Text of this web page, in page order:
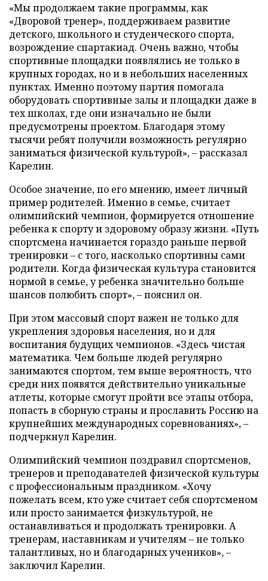
«Мы продолжаем такие программы, как
«Дворовой тренер», поддерживаем развитие
детского, школьного и студенческого спорта,
возрождение спартакиад. Очень важно, чтобы
спортивные площадки появлялись не только в
крупных городах, но и в небольших населенных
пунктах. Именно поэтому партия помогала
оборудовать спортивные залы и площадки даже в
тех школах, где они изначально не были
предусмотрены проектом. Благодаря этому
тысячи ребят получили возможность регулярно
заниматься физической культурой», – рассказал
Карелин.
Особое значение, по его мнению, имеет личный
пример родителей. Именно в семье, считает
олимпийский чемпион, формируется отношение
ребенка к спорту и здоровому образу жизни. «Путь
спортсмена начинается гораздо раньше первой
тренировки – с того, насколько спортивны сами
родители. Когда физическая культура становится
нормой в семье, у ребенка значительно больше
шансов полюбить спорт», – пояснил он.
При этом массовый спорт важен не только для
укрепления здоровья населения, но и для
воспитания будущих чемпионов. «Здесь чистая
математика. Чем больше людей регулярно
занимаются спортом, тем выше вероятность, что
среди них появятся действительно уникальные
атлеты, которые смогут пройти все этапы отбора,
попасть в сборную страны и прославить Россию на
крупнейших международных соревнованиях», –
подчеркнул Карелин.
Олимпийский чемпион поздравил спортсменов,
тренеров и преподавателей физической культуры
с профессиональным праздником. «Хочу
пожелать всем, кто уже считает себя спортсменом
или просто занимается физкультурой, не
останавливаться и продолжать тренировки. А
тренерам, наставникам и учителям – не только
талантливых, но и благодарных учеников», –
заключил Карелин.